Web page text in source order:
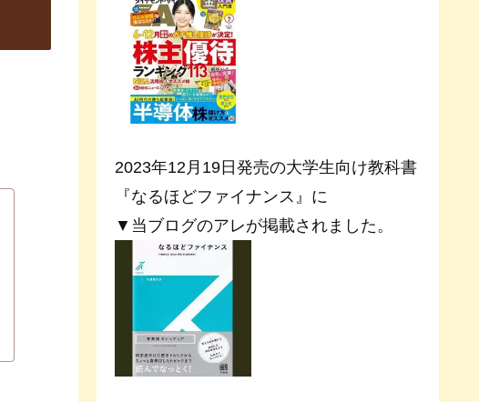
2023年12月19日発売の大学生向け教科書
『なるほどファイナンス』に
▼当ブログのアレが掲載されました。